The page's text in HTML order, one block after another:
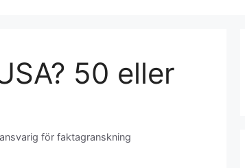
50 eller
för faktagranskning